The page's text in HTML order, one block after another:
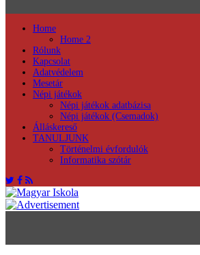
Home
Home 2
Rólunk
Kapcsolat
Adatvédelem
Mesetár
Népi játékok
Népi játékok adatbázisa
Népi játékok (Csemadok)
Álláskereső
TANULJUNK
Történelmi évfordulók
Informatika szótár